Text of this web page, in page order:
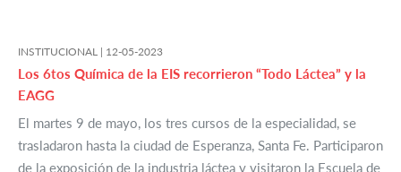
INSTITUCIONAL | 12-05-2023
Los 6tos Química de la EIS recorrieron “Todo Láctea” y la
EAGG
El martes 9 de mayo, los tres cursos de la especialidad, se
trasladaron hasta la ciudad de Esperanza, Santa Fe. Participaron
de la exposición de la industria láctea y visitaron la Escuela de